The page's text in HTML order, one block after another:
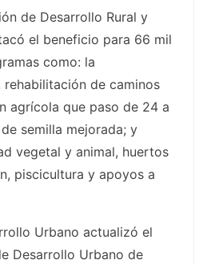
de Desarrollo Rural y
el beneficio para 66 mil
como: la
de caminos
agrícola que paso de 24 a
semilla mejorada; y
vegetal y animal, huertos
piscicultura y apoyos a
Urbano actualizó el
Desarrollo Urbano de